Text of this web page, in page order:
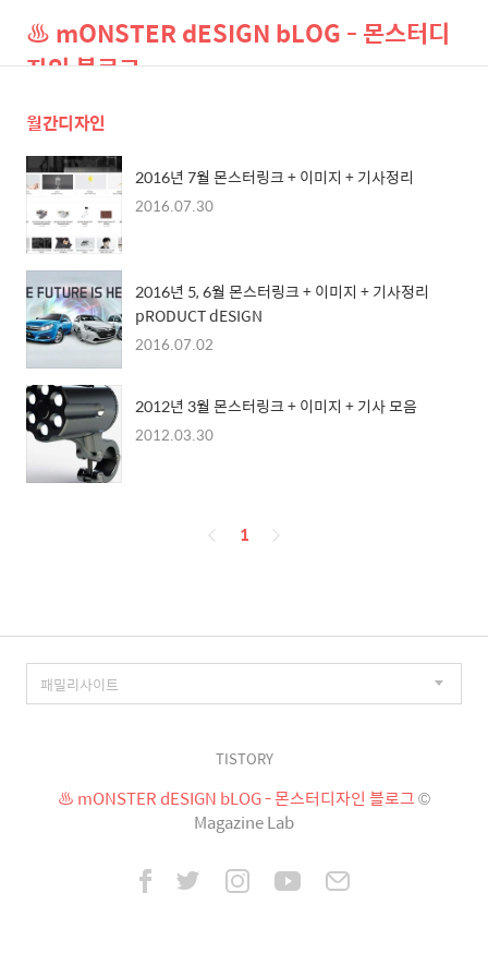
♨ mONSTER dESIGN bLOG - 몬스터디
자인 블로그
월간디자인
2016년 7월 몬스터링크 + 이미지 + 기사정리
2016.07.30
2016년 5, 6월 몬스터링크 + 이미지 + 기사정리
pRODUCT dESIGN
2016.07.02
2012년 3월 몬스터링크 + 이미지 + 기사 모음
2012.03.30
페
1
TISTORY
♨ mONSTER dESIGN bLOG - 몬스터디자인 블로그©
Magazine Lab